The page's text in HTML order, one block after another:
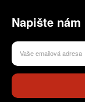
Napište nám